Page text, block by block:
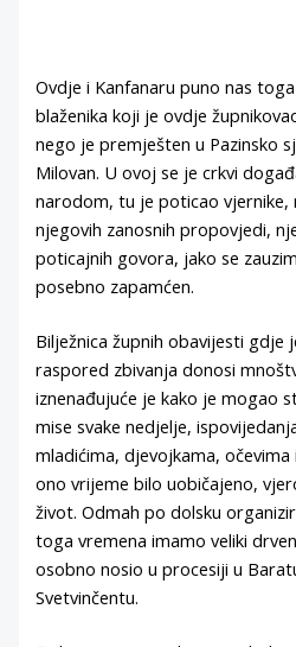
Ovdje i Kanfanaru puno nas
blaženika koji je ovdje
nego je premješten u Pazinsko
Milovan. U ovoj se je crkvi
narodom, tu je poticao vjernike,
njegovih zanosnih propovjedi,
poticajnih govora, jako se
posebno zapamćen.
Bilježnica župnih obavijesti gdje
raspored zbivanja donosi
iznenađujuće je kako je mogao
mise svake nedjelje,
mladićima, djevojkama,
ono vrijeme bilo uobičajeno,
život. Odmah po dolsku
toga vremena imamo veliki
osobno nosio u procesiji u
Svetvinčentu.